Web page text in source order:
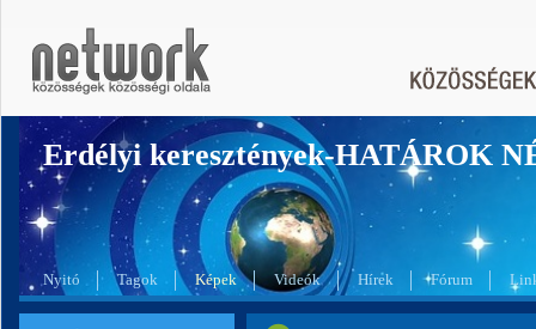
Erdélyi keresztények-HATÁROK
Nyitó Tagok Képek Videók Hírek Fórum